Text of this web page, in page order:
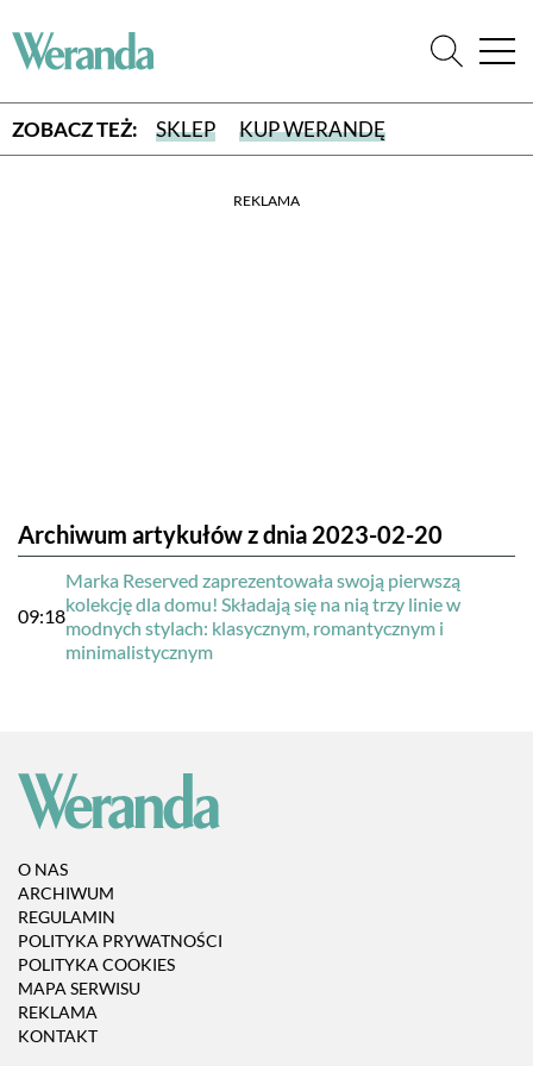
ZOBACZ TEŻ: SKLEP KUP WERANDĘ
REKLAMA
Archiwum artykułów z dnia 2023-02-20
09:18
Marka Reserved zaprezentowała swoją pierwszą
kolekcję dla domu! Składają się na nią trzy linie w
modnych stylach: klasycznym, romantycznym i
minimalistycznym
O NAS
ARCHIWUM
REGULAMIN
POLITYKA PRYWATNOŚCI
POLITYKA COOKIES
MAPA SERWISU
REKLAMA
KONTAKT